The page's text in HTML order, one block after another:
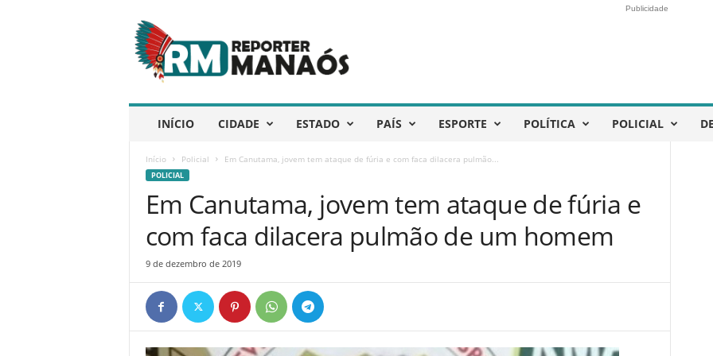
e
p
ó
Publicidade
INÍCIO CIDADE ESTADO PAÍS ESPORTE POLÍTICA POLICIAL
Início Policial Em Canutama, jovem tem ataque de fúria e com faca dilacera pulmão...
POLICIAL
Em Canutama, jovem tem ataque de fúria e
com faca dilacera pulmão de um homem
9 de dezembro de 2019